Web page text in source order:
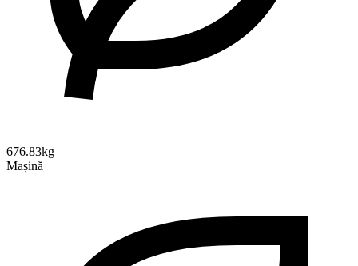
676.83kg
Mașină